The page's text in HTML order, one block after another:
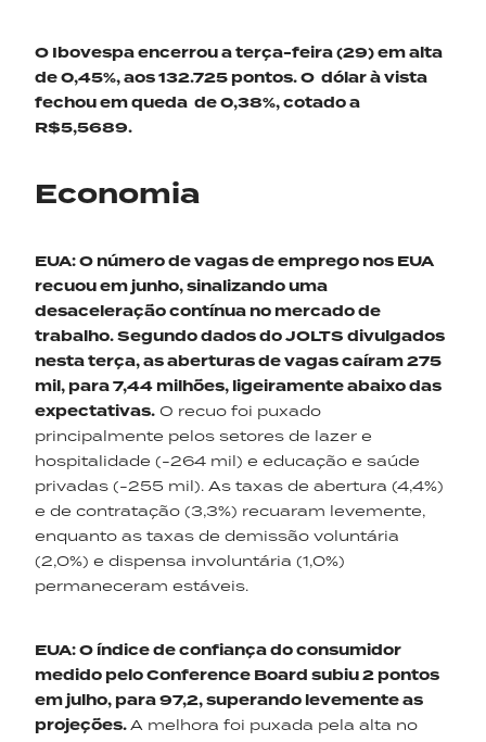
O Ibovespa encerrou aterça-feira(29)em alta
de 0,45%, aos 132.725 pontos.O dólar à vista
fechouem queda de 0,38%, cotado a
R$5,5689.
Economia
EUA:O número de vagas de emprego nos EUA
recuou em junho, sinalizando uma
desaceleração contínua no mercado de
trabalho. Segundo dados do JOLTS divulgados
nestaterça,as aberturas de vagas caíram 275
mil, para 7,44 milhões, ligeiramente abaixo das
expectativas. O recuo foi puxado
principalmente pelos setores de lazer e
hospitalidade (-264 mil) e educação e saúde
privadas (-255 mil). As taxas de abertura (4,4%)
e de contratação (3,3%) recuaram levemente,
enquanto as taxas de demissão voluntária
(2,0%) e dispensa involuntária (1,0%)
permaneceram estáveis.
EUA:O índice de confiança do consumidor
medido peloConference Board subiu 2 pontos
em julho, para 97,2, superando levemente as
projeções.A melhora foi puxada pela alta no